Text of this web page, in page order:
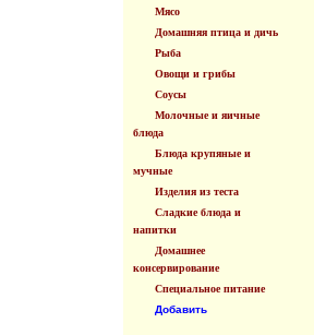
Мясо
Домашняя птица и дичь
Рыба
Овощи и грибы
Соусы
Молочные и яичные
блюда
Блюда крупяные и
мучные
Изделия из теста
Сладкие блюда и
напитки
Домашнее
консервирование
Специальное питание
Добавить